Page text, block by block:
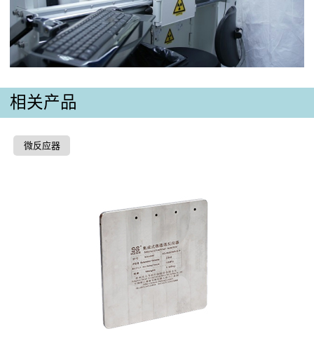
相关产品
微反应器